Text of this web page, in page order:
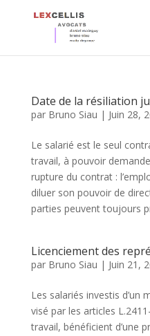
Date de la résiliation
par Bruno Siau | Juin 28,
Le salarié est le seul
travail, à pouvoir
rupture du contrat :
diluer son pouvoir de
parties peuvent toujours
Licenciement des
par Bruno Siau | Juin 21,
Les salariés investis d’un
visé par les articles
travail, bénéficient d’une